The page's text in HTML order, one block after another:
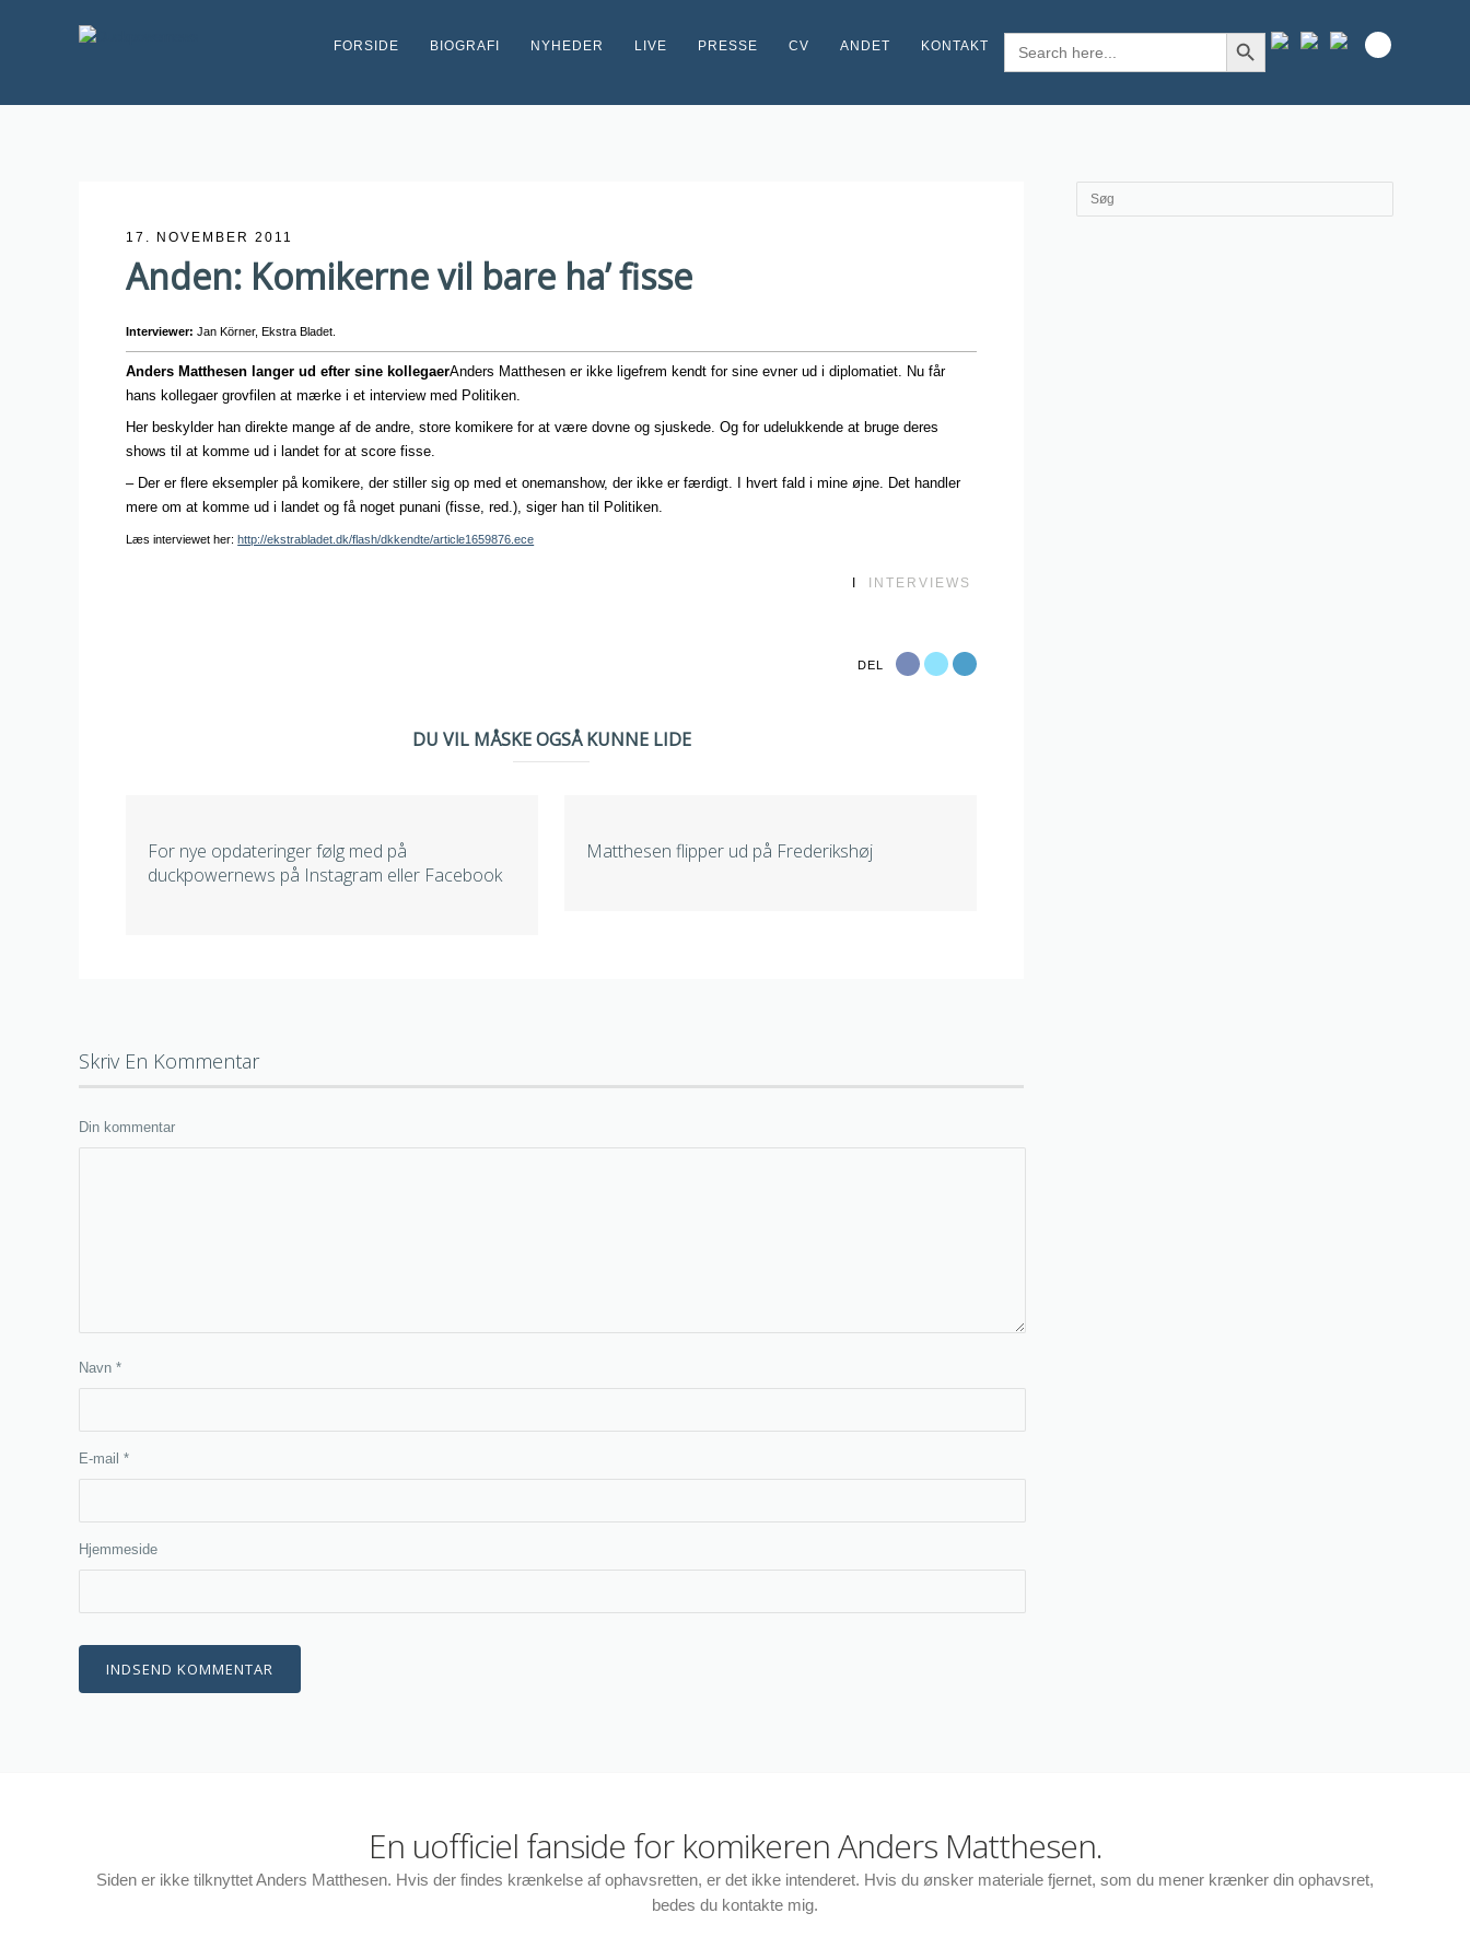
FORSIDE BIOGRAFI NYHEDER LIVE PRESSE CV ANDET KONTAKT
Search
for:
SEARCH BUTTON
17. NOVEMBER 2011
Anden: Komikerne vil bare ha’ fisse
Interviewer:Jan Körner, Ekstra Bladet.
Anders Matthesen langer ud efter sine kollegaerAnders Matthesen er ikke ligefrem kendt for sine evner ud i diplomatiet. Nu får
hans kollegaer grovfilen at mærke i et interview med Politiken.
Her beskylder han direkte mange af de andre, store komikere for at være dovne og sjuskede. Og for udelukkende at bruge deres
shows til at komme ud i landet for at score fisse.
– Der er flere eksempler på komikere, der stiller sig op med et onemanshow, der ikke er færdigt. I hvert fald i mine øjne. Det handler
mere om at komme ud i landet og få noget punani (fisse, red.), siger han til Politiken.
Læs interviewet her:http://ekstrabladet.dk/flash/dkkendte/article1659876.ece
INTERVIEWS
DEL
DU VIL MÅSKE OGSÅ KUNNE LIDE
For nye opdateringer følg med på
duckpowernews på Instagram eller Facebook
Matthesen flipper ud på Frederikshøj
Skriv En Kommentar
Din kommentar
Navn *
E-mail *
Hjemmeside
En uofficiel fanside for komikeren Anders Matthesen.
Siden er ikke tilknyttet Anders Matthesen. Hvis der findes krænkelse af ophavsretten, er det ikke intenderet. Hvis du ønsker materiale fjernet, som du mener krænker din ophavsret,
bedes du kontakte mig.